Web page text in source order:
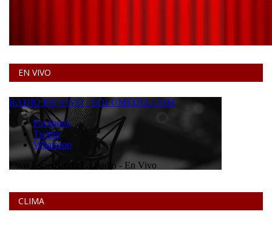
EN VIVO
CLIMA